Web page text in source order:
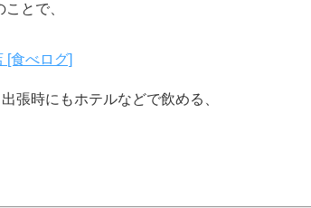
とで、
[食べログ]
張時にもホテルなどで飲める、